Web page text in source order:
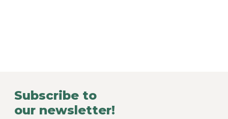
Subscribe to
our newsletter!